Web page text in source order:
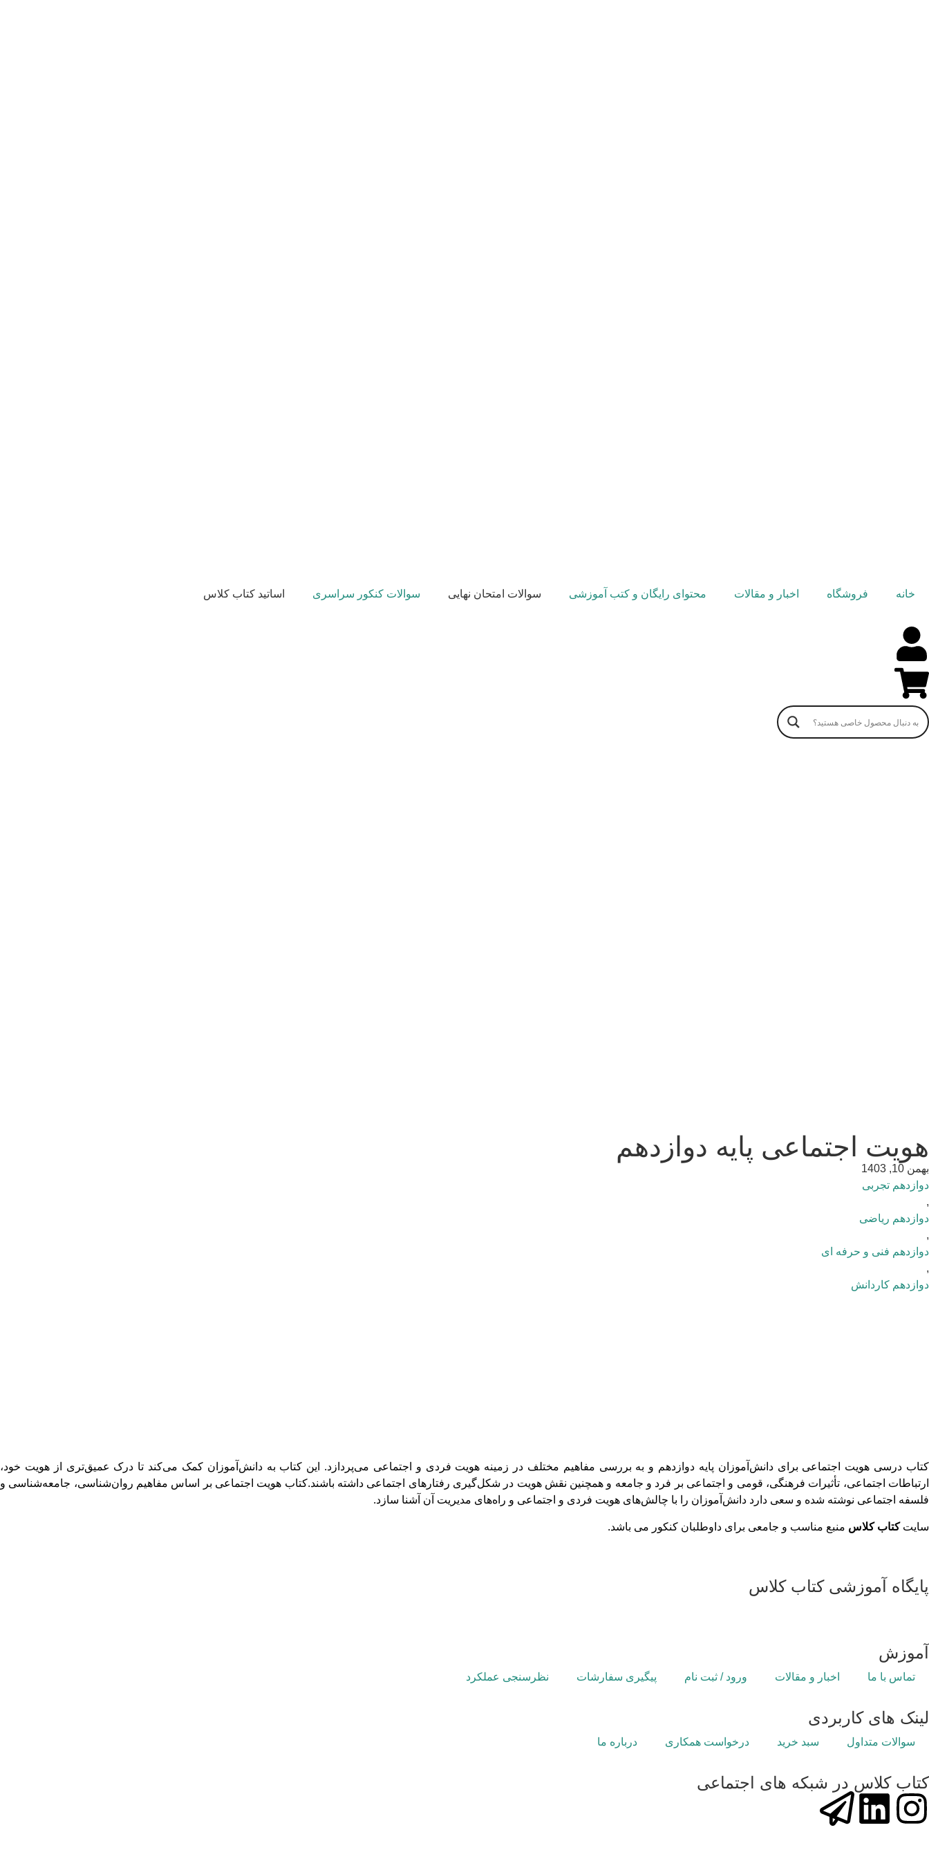
خانه فروشگاه اخبار و مقالات محتوای رایگان و کتب آموزشی سوالات امتحان نهایی سوالات کنکور سراسری اساتید کتاب کلاس
هویت اجتماعی پایه دوازدهم
بهمن 10, 1403
دوازدهم تجربی
,
دوازدهم ریاضی
,
دوازدهم فنی و حرفه ای
,
دوازدهم کاردانش
کتاب درسی هویت اجتماعی برای دانش‌آموزان پایه دوازدهم و به بررسی مفاهیم مختلف در زمینه هویت فردی و اجتماعی می‌پردازد. این کتاب به دانش‌آموزان کمک می‌کند تا درک عمیق‌تری از هویت خود،
ارتباطات اجتماعی، تأثیرات فرهنگی، قومی و اجتماعی بر فرد و جامعه و همچنین نقش هویت در شکل‌گیری رفتارهای اجتماعی داشته باشند.کتاب هویت اجتماعی بر اساس مفاهیم روان‌شناسی، جامعه‌شناسی و
فلسفه اجتماعی نوشته شده و سعی دارد دانش‌آموزان را با چالش‌های هویت فردی و اجتماعی و راه‌های مدیریت آن آشنا سازد.
سایتکتاب کلاس منبع مناسب و جامعی برای داوطلبان کنکور می باشد.
پایگاه آموزشی کتاب کلاس
آموزش
تماس با ما اخبار و مقالات ورود / ثبت نام پیگیری سفارشات نظرسنجی عملکرد
لینک های کاربردی
سوالات متداول سبد خرید درخواست همکاری درباره ما
کتاب کلاس در شبکه های اجتماعی